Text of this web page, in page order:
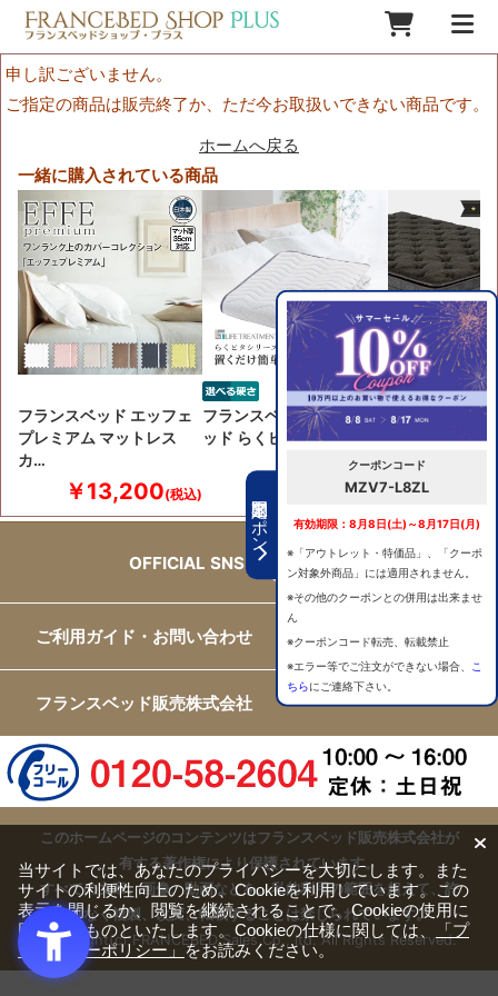
期間限定クーポン
クーポンコード
MZV7-L8ZL
有効期限：8月8日(土)～8月17日(月)
※「アウトレット・特価品」、「クーポ
ン対象外商品」には適用されません。
※その他のクーポンとの併用は出来ませ
ん
※クーポンコード転売、転載禁止
※エラー等でご注文ができない場合、
こ
ちらにご連絡下さい。
申し訳ございません。
ご指定の商品は販売終了か、ただ今お取扱いできない商品です。
ホームへ戻る
一緒に購入されている商品
フランスベッド エッフェ
プレミアム マットレス
カ…
￥13,200
フランスベッド ベッドパ
ッド らくピタLTフィッ…
￥41,800
LTレガシー エ
ート 日本製高
￥
OFFICIAL SNS
ご利用ガイド・お問い合わせ
フランスベッド販売株式会社
このホームページのコンテンツはフランスベッド販売株式会社が
有する著作権により保護されています。
すべての文章、画像、動画などを、私的利用の範囲を超えて、許
可なく複製、改変、転載することは禁じられています。
Copyright(c) FRANCEBED Sales Co., ltd. All Rights Reserved.
当サイトでは、あなたのプライバシーを大切にします。また
サイトの利便性向上のため、Cookieを利用しています。この
表示を閉じるか、閲覧を継続されることで、Cookieの使用に
同意するものといたします。Cookieの仕様に関しては、
「プ
ライバシーポリシー」をお読みください。